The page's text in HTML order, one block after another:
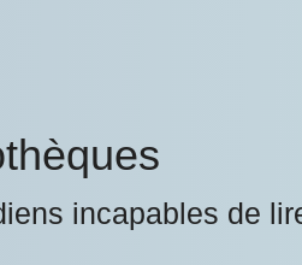
incapables de